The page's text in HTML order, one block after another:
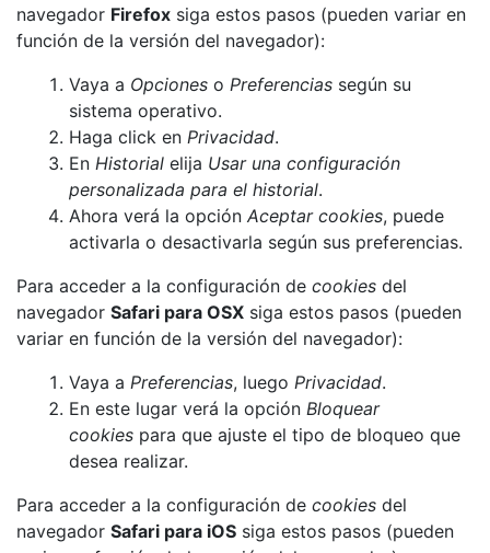
navegador Firefox siga estos pasos (pueden variar en
función de la versión del navegador):
Vaya a Opciones o Preferencias según su
sistema operativo.
Haga click en Privacidad.
En Historial elija Usar una configuración
personalizada para el historial.
Ahora verá la opción Aceptar cookies, puede
activarla o desactivarla según sus preferencias.
Para acceder a la configuración de cookies del
navegador Safari para OSX siga estos pasos (pueden
variar en función de la versión del navegador):
Vaya a Preferencias, luego Privacidad.
En este lugar verá la opción Bloquear
cookies para que ajuste el tipo de bloqueo que
desea realizar.
Para acceder a la configuración de cookies del
navegador Safari para iOS siga estos pasos (pueden